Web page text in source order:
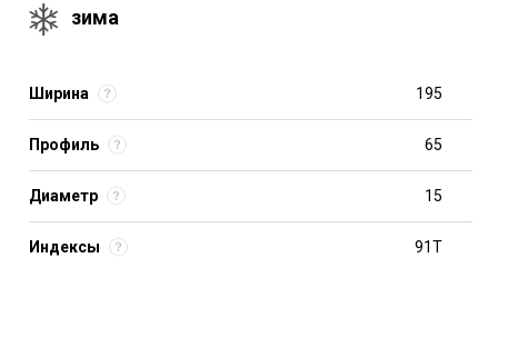
зима
Ширина 195
Профиль 65
Диаметр 15
Индексы 91T